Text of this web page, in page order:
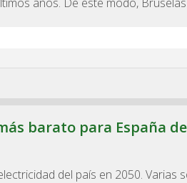
barato para España
del país en 2050.